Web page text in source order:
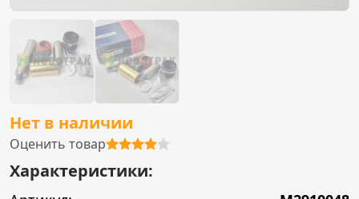
Нет в наличии
Оценить товар
Характеристики: